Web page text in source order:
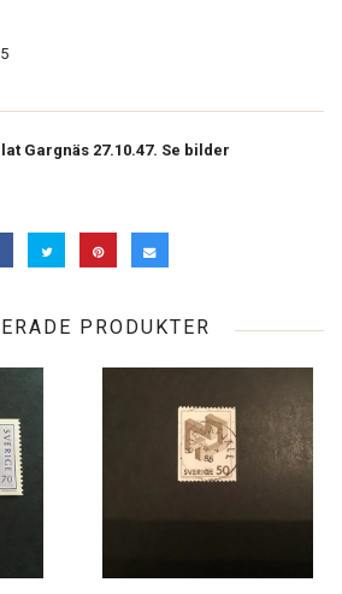
Gargnäs 27.10.47. Se bilder
PRODUKTER